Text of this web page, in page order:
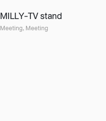
MILLY-TV stand
Meeting, Meeting